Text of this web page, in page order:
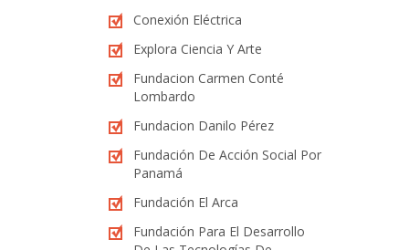
Conexión Eléctrica
Explora Ciencia Y Arte
Fundacion Carmen Conté
Lombardo
Fundacion Danilo Pérez
Fundación De Acción Social Por
Panamá
Fundación El Arca
Fundación Para El Desarrollo